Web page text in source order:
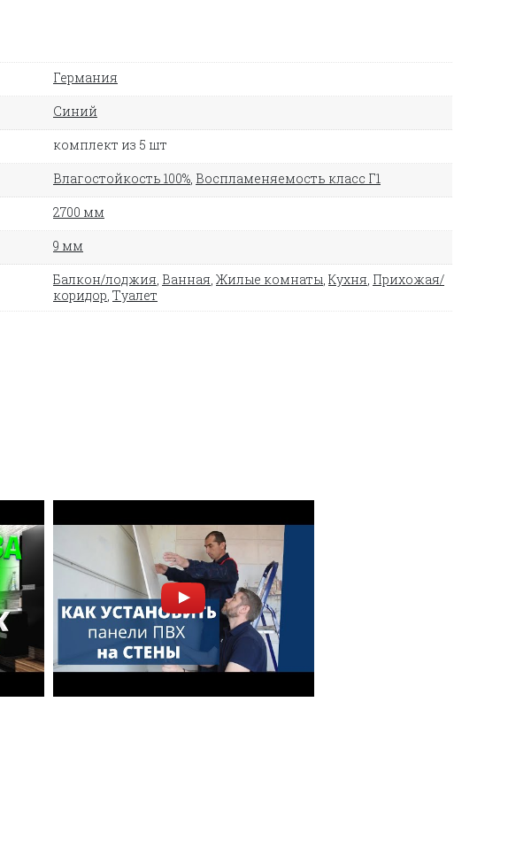
Германия
Синий
комплект из 5 шт
Влагостойкость 100%, Воспламеняемость класс Г1
2700 мм
9 мм
Балкон/лоджия, Ванная, Жилые комнаты, Кухня, Прихожая/
коридор, Туалет